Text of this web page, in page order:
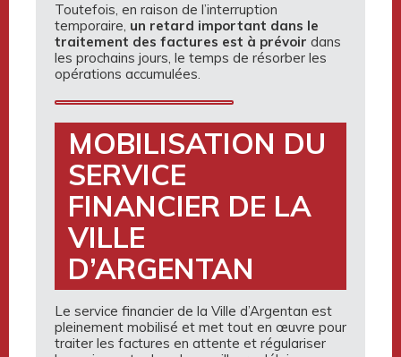
Toutefois, en raison de l’interruption
temporaire, un retard important dans le
traitement des factures est à prévoir dans
les prochains jours, le temps de résorber les
opérations accumulées.
MOBILISATION DU
SERVICE
FINANCIER DE LA
VILLE
D’ARGENTAN
Le service financier de la Ville d’Argentan est
pleinement mobilisé et met tout en œuvre pour
traiter les factures en attente et régulariser